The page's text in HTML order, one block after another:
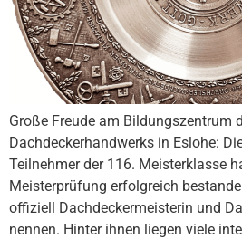
Große Freude am Bildungszentrum
Dachdeckerhandwerks in Eslohe:
Teilnehmer der 116. Meisterklasse
Meisterprüfung erfolgreich
offiziell Dachdeckermeisterin und
nennen. Hinter ihnen liegen viele